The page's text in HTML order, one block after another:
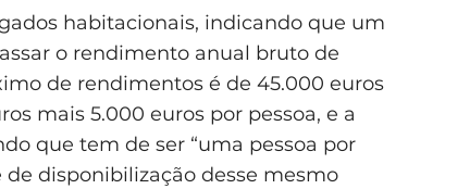
habitacionais, indicando que um
o rendimento anual bruto de
de rendimentos é de 45.000 euros
mais 5.000 euros por pessoa, e a
que tem de ser “uma pessoa por
disponibilização desse mesmo